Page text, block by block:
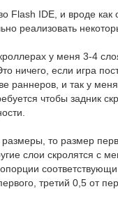
Flash IDE, и вроде как
реализовать
у меня 3-4
ничего, если игра
раннеров, и так у
чтобы задник
то размер
слои скролятся с
третий 0,5 от